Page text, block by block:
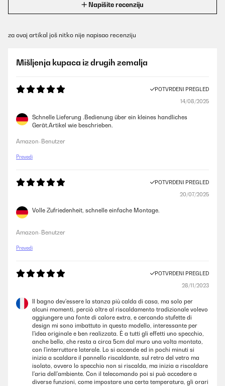
Napišite recenziju
za ovaj artikal još nitko nije napisao recenziju
Mišljenja kupaca iz drugih zemalja
POTVRĐENI PREGLED
14/08/2025
Schnelle Lieferung .Bedienung über ein kleines handliches
Gerät.Artikel wie beschrieben.
Amazon-Benutzer
Prevedi
POTVRĐENI PREGLED
20/07/2025
Volle Zufriedenheit, schnelle einfache Montage.
Amazon-Benutzer
Prevedi
POTVRĐENI PREGLED
28/11/2023
Il bagno dev'essere la stanza più calda di casa, ma solo per
alcuni momenti, perciò oltre al riscaldamento tradizionale volevo
aggiungere una fonte di calore extra, e cercando stufette di
design mi sono imbattuto in questo modello, interessante per
l'idea originale e ben realizzata. È a tutti gli effetti uno specchio,
anche bello, che resta a circa 5cm dal muro una volta montato,
con l'interruttore laterale. Lo si accende ed in pochi minuti si
inizia a scaldare il pannello riscaldante, sul retro del vetro ma
isolato, ovvero lo specchio non si riscalda, ma inizia a riscaldare
l'aria dell'ambiente. Con il telecomando poi si può accedere a
diverse funzioni, come impostare una certa temperatura, gli orari